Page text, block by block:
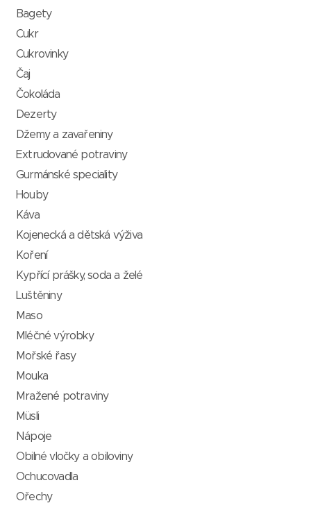
Bagety
Cukr
Cukrovinky
Čaj
Čokoláda
Dezerty
Džemy a zavařeniny
Extrudované potraviny
Gurmánské speciality
Houby
Káva
Kojenecká a dětská výživa
Koření
Kypřící prášky, soda a želé
Luštěniny
Maso
Mléčné výrobky
Mořské řasy
Mouka
Mražené potraviny
Müsli
Nápoje
Obilné vločky a obiloviny
Ochucovadla
Ořechy